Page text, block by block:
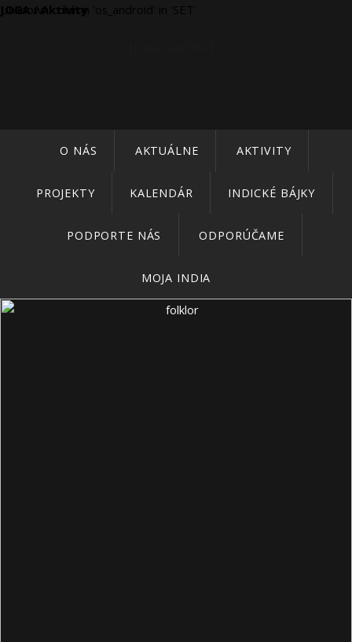
O NÁS AKTUÁLNE AKTIVITY
PROJEKTY KALENDÁR INDICKÉ BÁJKY
PODPORTE NÁS ODPORÚČAME
MOJA INDIA